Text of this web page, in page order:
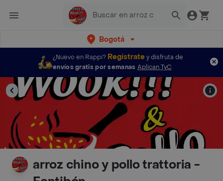
Bogotá
¿Nuevo en Rappi? Regístratey disfruta de
envíos gratis por semanas Aplican TyC
arroz chino y pollo trattoria -